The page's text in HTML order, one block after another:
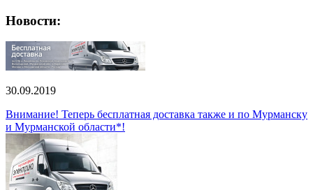
Новости:
30.09.2019
Внимание! Теперь бесплатная доставка также и по Мурманску
и Мурманской области*!